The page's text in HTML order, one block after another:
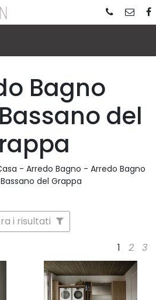
Bagno
del
- Arredo Bagno - Arredo Bagno
del Grappa
i risultati
1
2 3